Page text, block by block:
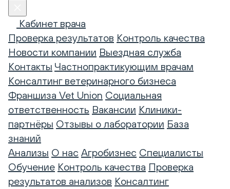
Кабинет врача
Проверка результатов Контроль качества
Новости компании Выездная служба
Контакты Частнопрактикующим врачам
Консалтинг ветеринарного бизнеса
Франшиза Vet Union Социальная
ответственность Вакансии Клиники-
партнёры Отзывы о лаборатории База
знаний
Анализы О нас Агробизнес Специалисты
Обучение Контроль качества Проверка
результатов анализов Консалтинг